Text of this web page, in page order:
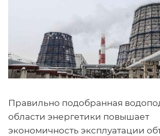
Правильно подобранная
области энергетики повышает
экономичность эксплуатации